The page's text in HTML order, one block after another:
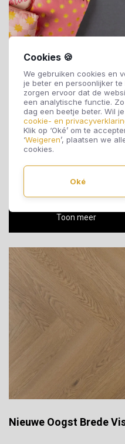
Cookies 🍪
We gebruiken cookies en
je beter en persoonlijker
zorgen ervoor dat de
een analytische functie.
dag een beetje beter. Wil
cookie- en
Klik op ‘Oké’ om te
‘Weigeren’, plaatsen we
cookies.
Oké
Nieuwe Oogst Flinke
De Douwes Dekker Nieuwe
royale PVC tegels met een
Verkrijgbaar als lijmstrook
Toon meer
Nieuwe Oogst Brede